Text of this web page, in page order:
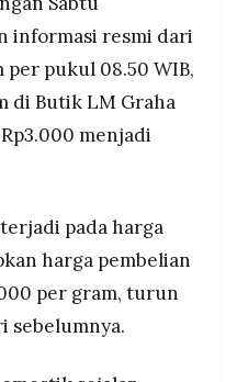
melemah.
ekonomi AS serta
yang membuat
pada pekan pertama
informasi resmi dari
pukul 08.50 WIB,
di Butik LM Graha
menjadi
pada harga
harga pembelian
per gram, turun
sebelumnya.